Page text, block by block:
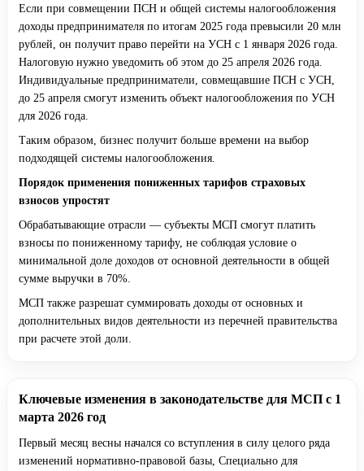
Если при совмещении ПСН и общей системы налогообложения
доходы предпринимателя по итогам 2025 года превысили 20 млн
рублей, он получит право перейти на УСН с 1 января 2026 года.
Налоговую нужно уведомить об этом до 25 апреля 2026 года.
Индивидуальные предприниматели, совмещавшие ПСН с УСН,
до 25 апреля смогут изменить объект налогообложения по УСН
для 2026 года.
Таким образом, бизнес получит больше времени на выбор
подходящей системы налогообложения.
Порядок применения пониженных тарифов страховых
взносов упростят
Обрабатывающие отрасли — субъекты МСП смогут платить
взносы по пониженному тарифу, не соблюдая условие о
минимальной доле доходов от основной деятельности в общей
сумме выручки в 70%.
МСП также разрешат суммировать доходы от основных и
дополнительных видов деятельности из перечней правительства
при расчете этой доли.
Ключевые изменения в законодательстве для МСП с 1
марта 2026 год
Первый месяц весны начался со вступления в силу целого ряда
изменений нормативно-правовой базы, Специально для